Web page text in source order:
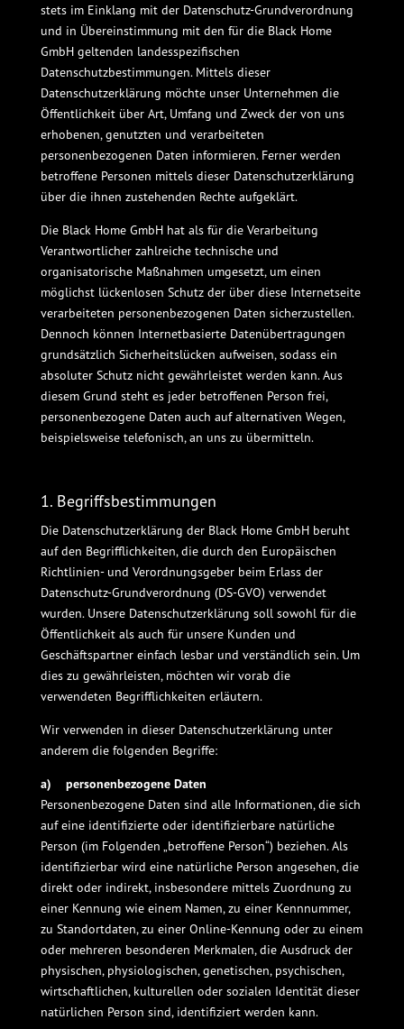
stets im Einklang mit der Datenschutz-Grundverordnung
und in Übereinstimmung mit den für die Black Home
GmbH geltenden landesspezifischen
Datenschutzbestimmungen. Mittels dieser
Datenschutzerklärung möchte unser Unternehmen die
Öffentlichkeit über Art, Umfang und Zweck der von uns
erhobenen, genutzten und verarbeiteten
personenbezogenen Daten informieren. Ferner werden
betroffene Personen mittels dieser Datenschutzerklärung
über die ihnen zustehenden Rechte aufgeklärt.
Die Black Home GmbH hat als für die Verarbeitung
Verantwortlicher zahlreiche technische und
organisatorische Maßnahmen umgesetzt, um einen
möglichst lückenlosen Schutz der über diese Internetseite
verarbeiteten personenbezogenen Daten sicherzustellen.
Dennoch können Internetbasierte Datenübertragungen
grundsätzlich Sicherheitslücken aufweisen, sodass ein
absoluter Schutz nicht gewährleistet werden kann. Aus
diesem Grund steht es jeder betroffenen Person frei,
personenbezogene Daten auch auf alternativen Wegen,
beispielsweise telefonisch, an uns zu übermitteln.
1. Begriffsbestimmungen
Die Datenschutzerklärung der Black Home GmbH beruht
auf den Begrifflichkeiten, die durch den Europäischen
Richtlinien- und Verordnungsgeber beim Erlass der
Datenschutz-Grundverordnung (DS-GVO) verwendet
wurden. Unsere Datenschutzerklärung soll sowohl für die
Öffentlichkeit als auch für unsere Kunden und
Geschäftspartner einfach lesbar und verständlich sein. Um
dies zu gewährleisten, möchten wir vorab die
verwendeten Begrifflichkeiten erläutern.
Wir verwenden in dieser Datenschutzerklärung unter
anderem die folgenden Begriffe:
a) personenbezogene Daten
Personenbezogene Daten sind alle Informationen, die sich
auf eine identifizierte oder identifizierbare natürliche
Person (im Folgenden „betroffene Person“) beziehen. Als
identifizierbar wird eine natürliche Person angesehen, die
direkt oder indirekt, insbesondere mittels Zuordnung zu
einer Kennung wie einem Namen, zu einer Kennnummer,
zu Standortdaten, zu einer Online-Kennung oder zu einem
oder mehreren besonderen Merkmalen, die Ausdruck der
physischen, physiologischen, genetischen, psychischen,
wirtschaftlichen, kulturellen oder sozialen Identität dieser
natürlichen Person sind, identifiziert werden kann.